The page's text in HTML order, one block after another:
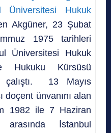
Üniversitesi Hukuk
Akgüner, 23 Şubat
1975 tarihleri
Üniversitesi Hukuk
Hukuku Kürsüsü
çalıştı. 13 Mayıs
doçent ünvanını alan
1982 ile 7 Haziran
İstanbul